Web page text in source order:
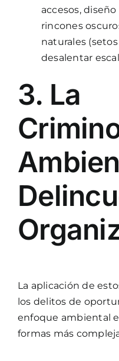
accesos,
rincones
naturales
desalentar
3. La
La aplicación de
los delitos de
enfoque ambiental
formas más